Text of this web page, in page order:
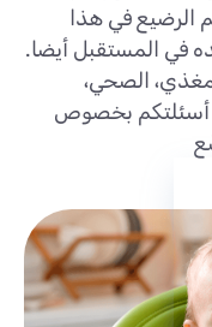
الرضيع في هذا
في المستقبل أيضا.
الصحي،
أسئلتكم بخصوص